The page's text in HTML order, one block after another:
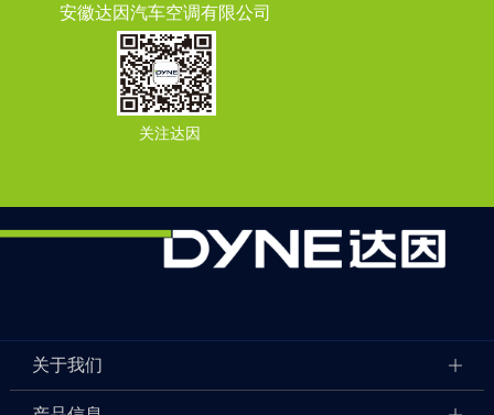
安徽达因汽车空调有限公司
关注达因
关于我们